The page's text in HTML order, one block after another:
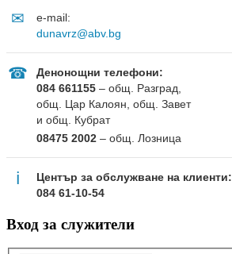
✉
e-mail:
dunavrz@abv.bg
☎
Денонощни телефони:
084 661155 – общ. Разград,
общ. Цар Калоян, общ. Завет
и общ. Кубрат
08475 2002 – общ. Лозница
ℹ
Център за обслужване на клиенти:
084 61-10-54
Вход за служители